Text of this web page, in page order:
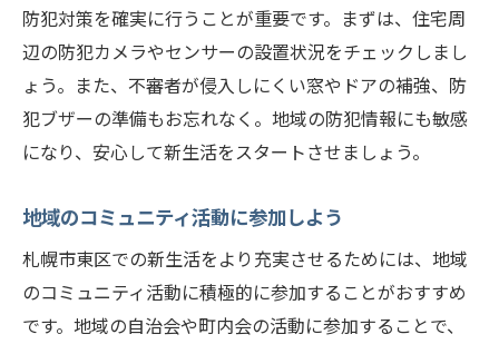
防犯対策を確実に行うことが重要です。まずは、住宅周
辺の防犯カメラやセンサーの設置状況をチェックしまし
ょう。また、不審者が侵入しにくい窓やドアの補強、防
犯ブザーの準備もお忘れなく。地域の防犯情報にも敏感
になり、安心して新生活をスタートさせましょう。
地域のコミュニティ活動に参加しよう
札幌市東区での新生活をより充実させるためには、地域
のコミュニティ活動に積極的に参加することがおすすめ
です。地域の自治会や町内会の活動に参加することで、